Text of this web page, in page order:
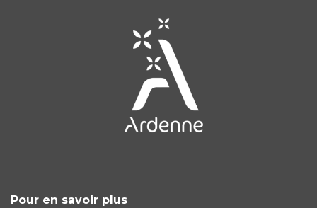
Pour en savoir plus